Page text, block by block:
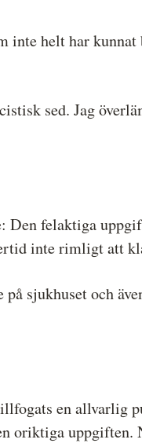
inte helt har
sed. Jag
felaktiga
inte rimligt att
sjukhuset och
en allvarlig
oriktiga uppgiften.